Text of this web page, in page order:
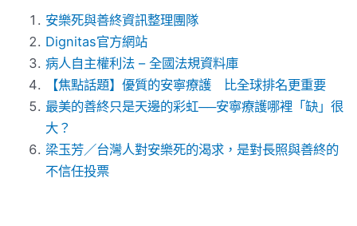
安樂死與善終資訊整理團隊
Dignitas官方網站
病人自主權利法 – 全國法規資料庫
【焦點話題】優質的安寧療護 比全球排名更重要
最美的善終只是天邊的彩虹──安寧療護哪裡「缺」很
大？
梁玉芳／台灣人對安樂死的渴求，是對長照與善終的
不信任投票